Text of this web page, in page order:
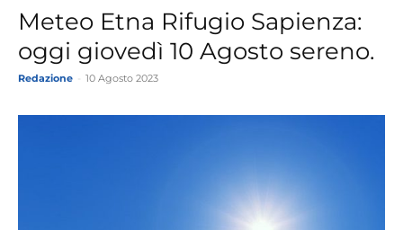
Meteo Etna Rifugio Sapienza:
oggi giovedì 10 Agosto sereno.
Redazione 10 Agosto 2023